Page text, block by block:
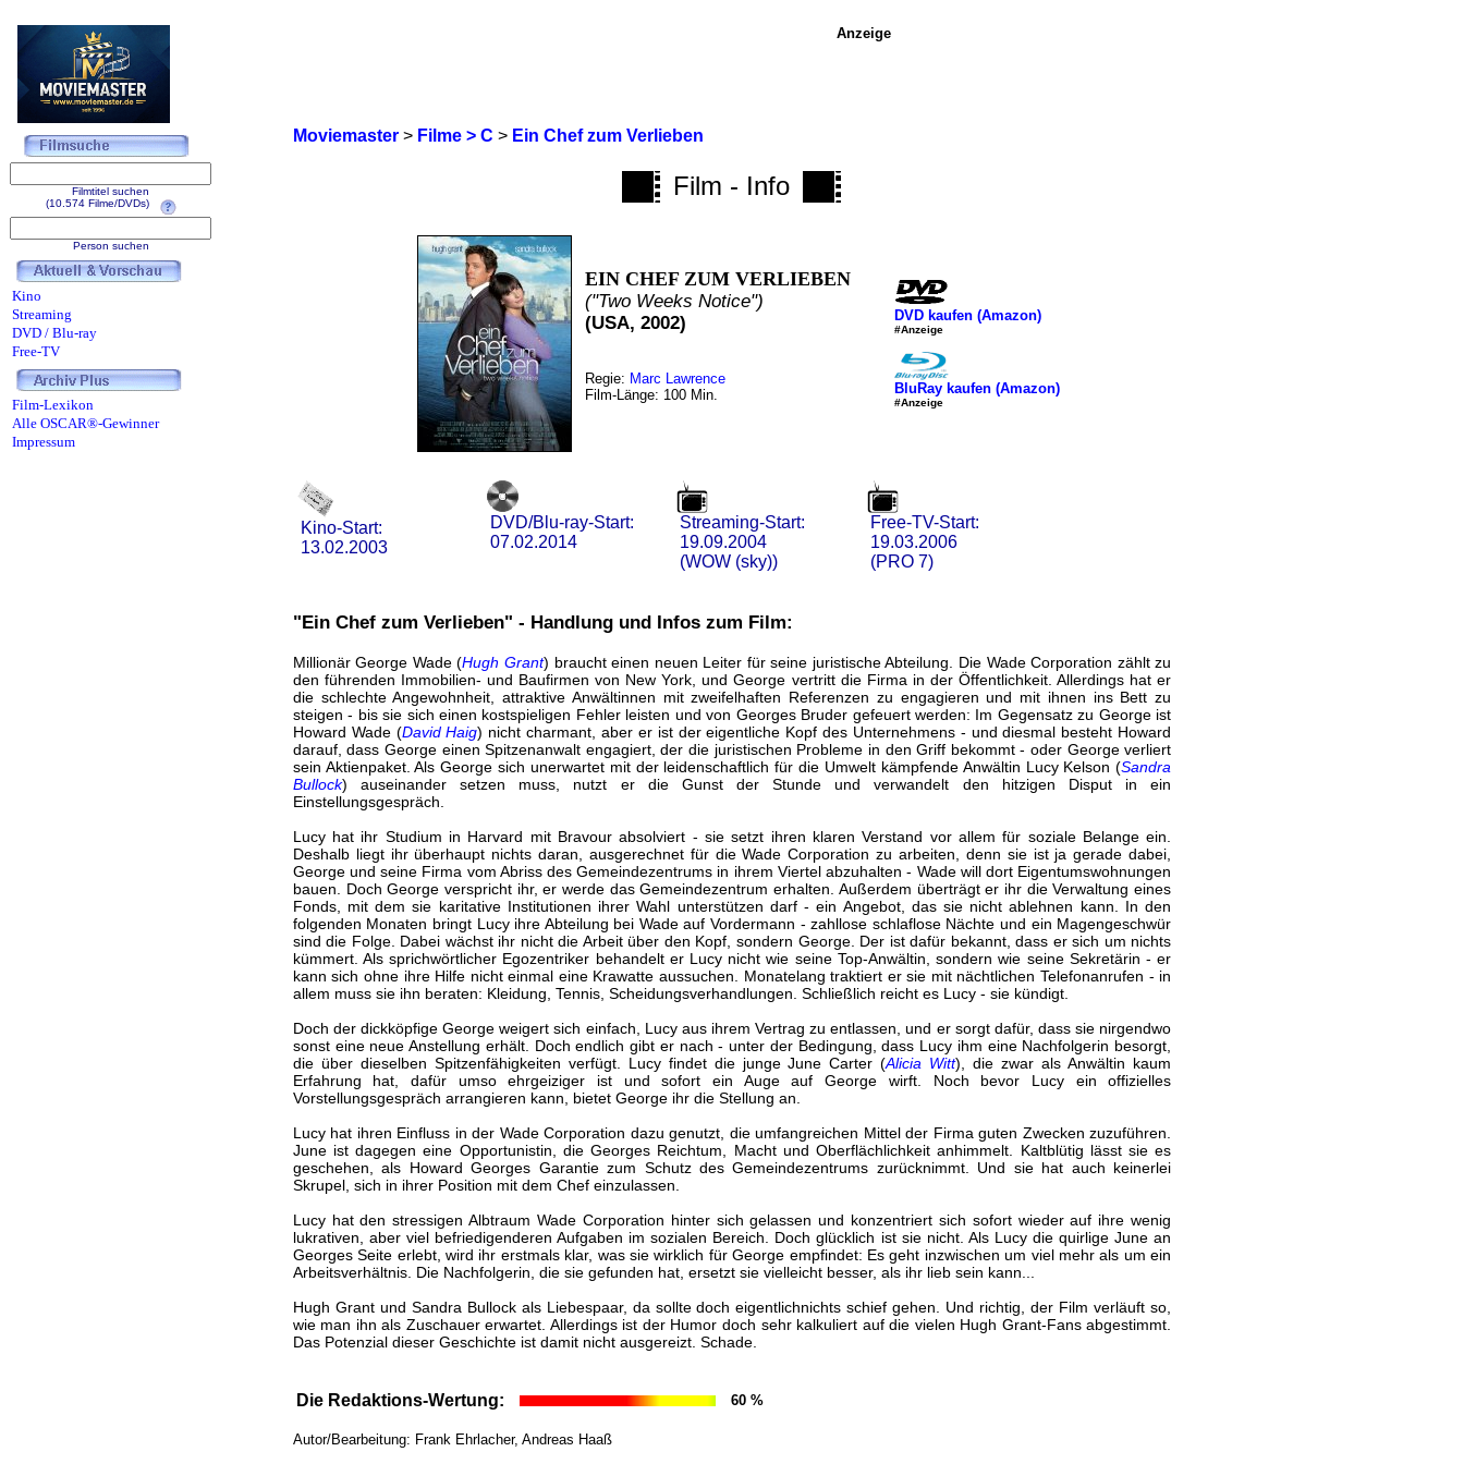
Moviemaster> Filme > C > Ein Chef zum Verlieben
Film - Info
EIN CHEF ZUM VERLIEBEN
("Two Weeks Notice")
(USA, 2002)
Regie: Marc Lawrence
Film-Länge: 100 Min.
DVD kaufen (Amazon)
#Anzeige
BluRay kaufen (Amazon)
#Anzeige
Kino-Start:
13.02.2003
DVD/Blu-ray-Start:
07.02.2014
Streaming-Start:
19.09.2004
(WOW (sky))
Free-TV-Start:
19.03.2006
(PRO 7)
"Ein Chef zum Verlieben" - Handlung und Infos zum Film:
Millionär George Wade (Hugh Grant) braucht einen neuen Leiter für seine juristische Abteilung. Die Wade Corporation zählt zu
den führenden Immobilien- und Baufirmen von New York, und George vertritt die Firma in der Öffentlichkeit. Allerdings hat er
die schlechte Angewohnheit, attraktive Anwältinnen mit zweifelhaften Referenzen zu engagieren und mit ihnen ins Bett zu
steigen - bis sie sich einen kostspieligen Fehler leisten und von Georges Bruder gefeuert werden: Im Gegensatz zu George ist
Howard Wade (David Haig) nicht charmant, aber er ist der eigentliche Kopf des Unternehmens - und diesmal besteht Howard
darauf, dass George einen Spitzenanwalt engagiert, der die juristischen Probleme in den Griff bekommt - oder George verliert
sein Aktienpaket. Als George sich unerwartet mit der leidenschaftlich für die Umwelt kämpfende Anwältin Lucy Kelson (Sandra
Bullock) auseinander setzen muss, nutzt er die Gunst der Stunde und verwandelt den hitzigen Disput in ein
Einstellungsgespräch.
Lucy hat ihr Studium in Harvard mit Bravour absolviert - sie setzt ihren klaren Verstand vor allem für soziale Belange ein.
Deshalb liegt ihr überhaupt nichts daran, ausgerechnet für die Wade Corporation zu arbeiten, denn sie ist ja gerade dabei,
George und seine Firma vom Abriss des Gemeindezentrums in ihrem Viertel abzuhalten - Wade will dort Eigentumswohnungen
bauen. Doch George verspricht ihr, er werde das Gemeindezentrum erhalten. Außerdem überträgt er ihr die Verwaltung eines
Fonds, mit dem sie karitative Institutionen ihrer Wahl unterstützen darf - ein Angebot, das sie nicht ablehnen kann. In den
folgenden Monaten bringt Lucy ihre Abteilung bei Wade auf Vordermann - zahllose schlaflose Nächte und ein Magengeschwür
sind die Folge. Dabei wächst ihr nicht die Arbeit über den Kopf, sondern George. Der ist dafür bekannt, dass er sich um nichts
kümmert. Als sprichwörtlicher Egozentriker behandelt er Lucy nicht wie seine Top-Anwältin, sondern wie seine Sekretärin - er
kann sich ohne ihre Hilfe nicht einmal eine Krawatte aussuchen. Monatelang traktiert er sie mit nächtlichen Telefonanrufen - in
allem muss sie ihn beraten: Kleidung, Tennis, Scheidungsverhandlungen. Schließlich reicht es Lucy - sie kündigt.
Doch der dickköpfige George weigert sich einfach, Lucy aus ihrem Vertrag zu entlassen, und er sorgt dafür, dass sie nirgendwo
sonst eine neue Anstellung erhält. Doch endlich gibt er nach - unter der Bedingung, dass Lucy ihm eine Nachfolgerin besorgt,
die über dieselben Spitzenfähigkeiten verfügt. Lucy findet die junge June Carter (Alicia Witt), die zwar als Anwältin kaum
Erfahrung hat, dafür umso ehrgeiziger ist und sofort ein Auge auf George wirft. Noch bevor Lucy ein offizielles
Vorstellungsgespräch arrangieren kann, bietet George ihr die Stellung an.
Lucy hat ihren Einfluss in der Wade Corporation dazu genutzt, die umfangreichen Mittel der Firma guten Zwecken zuzuführen.
June ist dagegen eine Opportunistin, die Georges Reichtum, Macht und Oberflächlichkeit anhimmelt. Kaltblütig lässt sie es
geschehen, als Howard Georges Garantie zum Schutz des Gemeindezentrums zurücknimmt. Und sie hat auch keinerlei
Skrupel, sich in ihrer Position mit dem Chef einzulassen.
Lucy hat den stressigen Albtraum Wade Corporation hinter sich gelassen und konzentriert sich sofort wieder auf ihre wenig
lukrativen, aber viel befriedigenderen Aufgaben im sozialen Bereich. Doch glücklich ist sie nicht. Als Lucy die quirlige June an
Georges Seite erlebt, wird ihr erstmals klar, was sie wirklich für George empfindet: Es geht inzwischen um viel mehr als um ein
Arbeitsverhältnis. Die Nachfolgerin, die sie gefunden hat, ersetzt sie vielleicht besser, als ihr lieb sein kann...
Hugh Grant und Sandra Bullock als Liebespaar, da sollte doch eigentlichnichts schief gehen. Und richtig, der Film verläuft so,
wie man ihn als Zuschauer erwartet. Allerdings ist der Humor doch sehr kalkuliert auf die vielen Hugh Grant-Fans abgestimmt.
Das Potenzial dieser Geschichte ist damit nicht ausgereizt. Schade.
Die Redaktions-Wertung: 60 %
Autor/Bearbeitung: Frank Ehrlacher, Andreas Haaß
Anzeige
Filmtitel suchen
(10.574 Filme/DVDs)
Person suchen
Kino
Streaming
DVD / Blu-ray
Free-TV
Film-Lexikon
Alle OSCAR®-Gewinner
Impressum